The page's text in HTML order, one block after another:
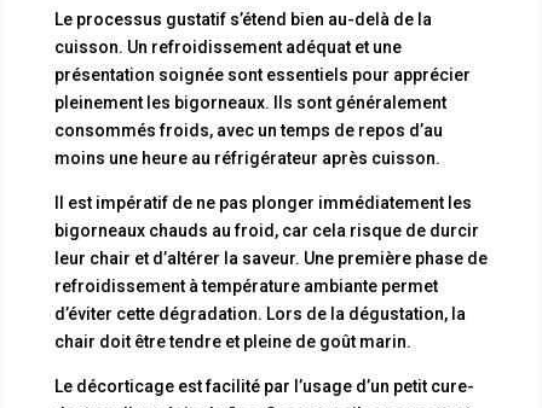
Le processus gustatif s’étend bien au-delà de la
cuisson. Un refroidissement adéquat et une
présentation soignée sont essentiels pour apprécier
pleinement les bigorneaux. Ils sont généralement
consommés froids, avec un temps de repos d’au
moins une heure au réfrigérateur après cuisson.
Il est impératif de ne pas plonger immédiatement les
bigorneaux chauds au froid, car cela risque de durcir
leur chair et d’altérer la saveur. Une première phase de
refroidissement à température ambiante permet
d’éviter cette dégradation. Lors de la dégustation, la
chair doit être tendre et pleine de goût marin.
Le décorticage est facilité par l’usage d’un petit cure-